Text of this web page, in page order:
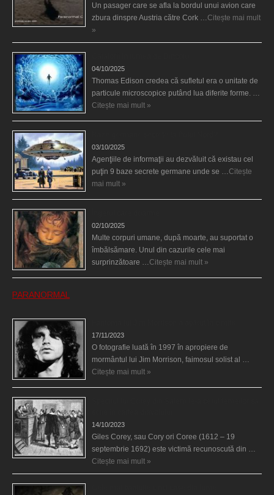
Un pasager care se afla la bordul unui avion care
zbura dinspre Austria către Cork … Citește mai mult
»
04/10/2025
Thomas Edison credea că sufletul era o unitate de
particule microscopice putând lua diferite forme. …
Citește mai mult »
03/10/2025
Agenţiile de informaţii au dezvăluit că existau cel
puţin 9 baze secrete germane unde se … Citește
mai mult »
02/10/2025
Multe corpuri umane, după moarte, au suportat o
îmbălsămare. Unul din cazurile cele mai
surprinzătoare … Citește mai mult »
PARANORMAL
17/11/2023
O fotografie luată în 1997 în apropiere de
mormântul lui Jim Morrison, faimosul solist al …
Citește mai mult »
14/10/2023
Giles Corey, sau Cory ori Coree (1612 – 19
septembrie 1692) este victimă recunoscută din …
Citește mai mult »